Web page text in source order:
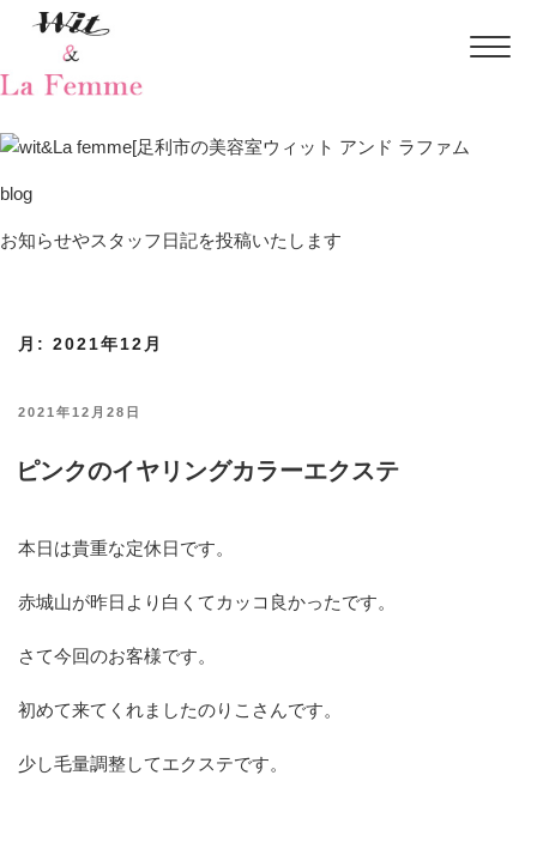
blog
お知らせやスタッフ日記を投稿いたします
月: 2021年12月
投
日:
2021年12月28日
ピンクのイヤリングカラーエクステ
本日は貴重な定休日です。
赤城山が昨日より白くてカッコ良かったです。
さて今回のお客様です。
初めて来てくれましたのりこさんです。
少し毛量調整してエクステです。